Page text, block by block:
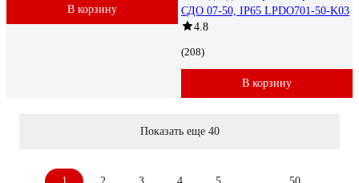
В корзину
СДО 07-50, IP65 LPDO701-50-K03
4.8
(208)
В корзину
Показать еще 40